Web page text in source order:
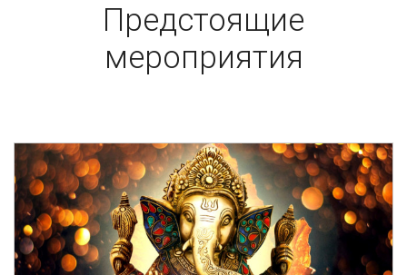
Предстоящие
мероприятия